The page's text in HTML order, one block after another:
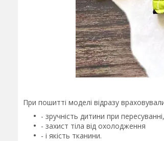
При пошитті моделі відразу
- зручність дитини при пересуванні,
- захист тіла від охолодження
- і якість тканини.